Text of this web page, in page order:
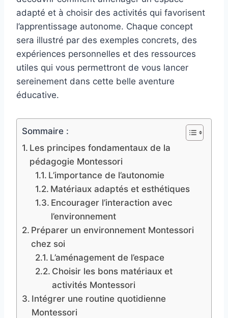
adapté et à choisir des activités qui favorisent
l’apprentissage autonome. Chaque concept
sera illustré par des exemples concrets, des
expériences personnelles et des ressources
utiles qui vous permettront de vous lancer
sereinement dans cette belle aventure
éducative.
Sommaire :
Les principes fondamentaux de la
pédagogie Montessori
L’importance de l’autonomie
Matériaux adaptés et esthétiques
Encourager l’interaction avec
l’environnement
Préparer un environnement Montessori
chez soi
L’aménagement de l’espace
Choisir les bons matériaux et
activités Montessori
Intégrer une routine quotidienne
Montessori